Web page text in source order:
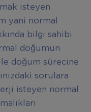
isteyen
yani normal
bilgi sahibi
doğumun
doğum sürecine
sorulara
isteyen normal